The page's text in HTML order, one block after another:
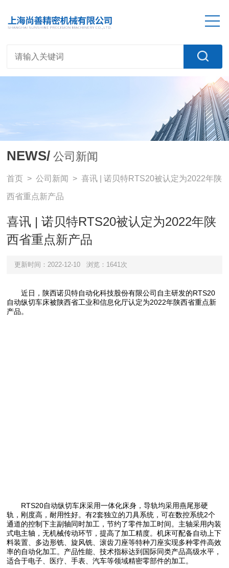
NEWS/ 公司新闻
首页 >公司新闻 > 喜讯 | 诺贝特RTS20被认定为2022年陕
西省重点新产品
喜讯 | 诺贝特RTS20被认定为2022年陕
西省重点新产品
更新时间：2022-12-10 浏览：1641次
近日，陕西诺贝特自动化科技股份有限公司自主研发的RTS20
自动纵切车床被陕西省工业和信息化厅认定为2022年陕西省重点新
产品。
RTS20自动纵切车床采用一体化床身，导轨均采用燕尾形硬
轨，刚度高，耐用性好。有2套独立的刀具系统，可在数控系统2个
通道的控制下主副轴同时加工，节约了零件加工时间。主轴采用内装
式电主轴，无机械传动环节，提高了加工精度。机床可配备自动上下
料装置、多边形铣、旋风铣、滚齿刀座等特种刀座实现多种零件高效
率的自动化加工。产品性能、技术指标达到国际同类产品高级水平，
适合于电子、医疗、手表、汽车等领域精密零部件的加工。